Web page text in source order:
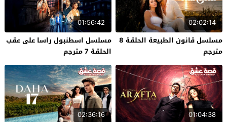
02:02:14
مسلسل قانون الطبيعة الحلقة 8
مترجم
01:56:42
مسلسل اسطنبول راسا على عقب
الحلقة 7 مترجم
01:04:38
02:36:16